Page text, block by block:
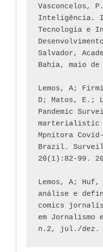
Vasconcelos,
Inteligência.
Tecnologia e
Salvador,
Bahia, maio de
Lemos, A;
D; Matos, E.;
Pandemic
marterialistic
Mpnitora
Brazil.
20(1):82-99.
Lemos, A; Huf,
análise e
comics
em
n.2, jul./dez.